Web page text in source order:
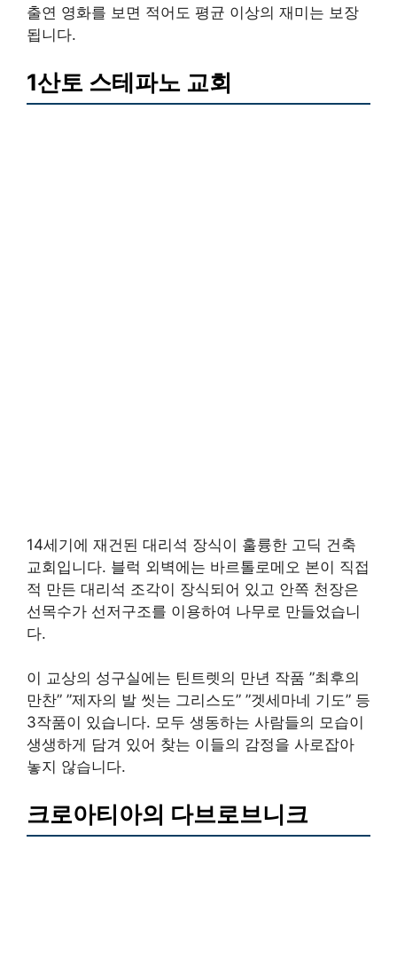
출연 영화를 보면 적어도 평균 이상의 재미는 보장
됩니다.
1산토 스테파노 교회
14세기에 재건된 대리석 장식이 훌륭한 고딕 건축
교회입니다. 블럭 외벽에는 바르톨로메오 본이 직접
적 만든 대리석 조각이 장식되어 있고 안쪽 천장은
선목수가 선저구조를 이용하여 나무로 만들었습니
다.
이 교상의 성구실에는 틴트렛의 만년 작품 ”최후의
만찬” ”제자의 발 씻는 그리스도” ”겟세마네 기도” 등
3작품이 있습니다. 모두 생동하는 사람들의 모습이
생생하게 담겨 있어 찾는 이들의 감정을 사로잡아
놓지 않습니다.
크로아티아의 다브로브니크